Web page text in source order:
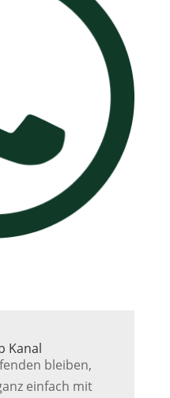
Kanal
bleiben,
einfach mit